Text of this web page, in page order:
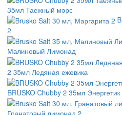
35мл Таежный морс
2
Малиновый Лимонад
2 35мл Ледяная ежевика
BRUSKO Chubby 2 35мл